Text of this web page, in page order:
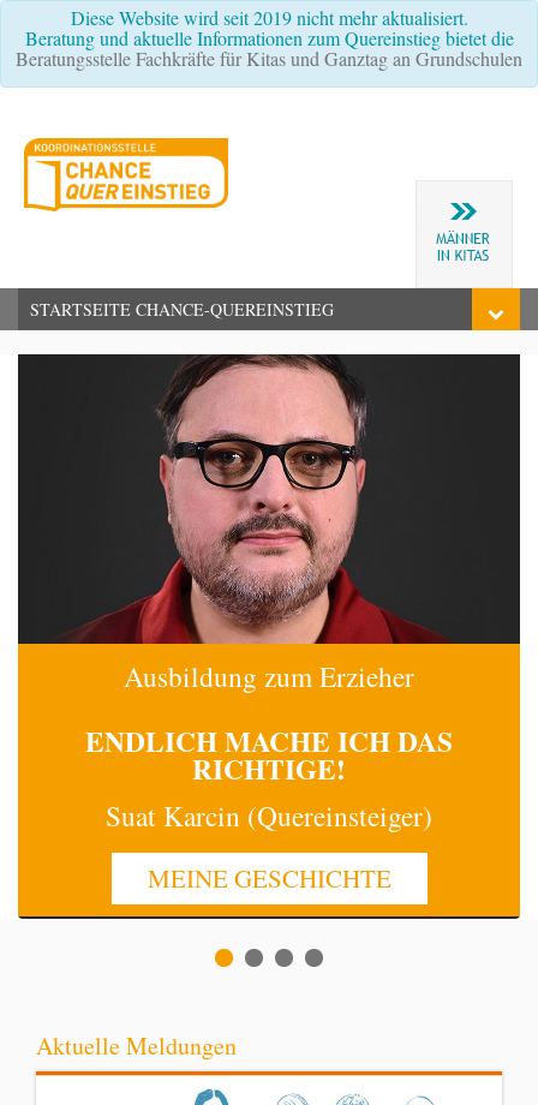
Diese Website wird seit 2019 nicht mehr aktualisiert.
Beratung und aktuelle Informationen zum Quereinstieg bietet die
Beratungsstelle Fachkräfte für Kitas und Ganztag an Grundschulen
STARTSEITE CHANCE-QUEREINSTIEG
Ausbildung zum Erzieher
ENDLICH MACHE ICHDAS
RICHTIGE!
Suat Karcin (Quereinsteiger)
MEINE GESCHICHTE
Aktuelle Meldungen